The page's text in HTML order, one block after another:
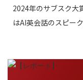
2024年のサブスク大
はAI英会話のスピー